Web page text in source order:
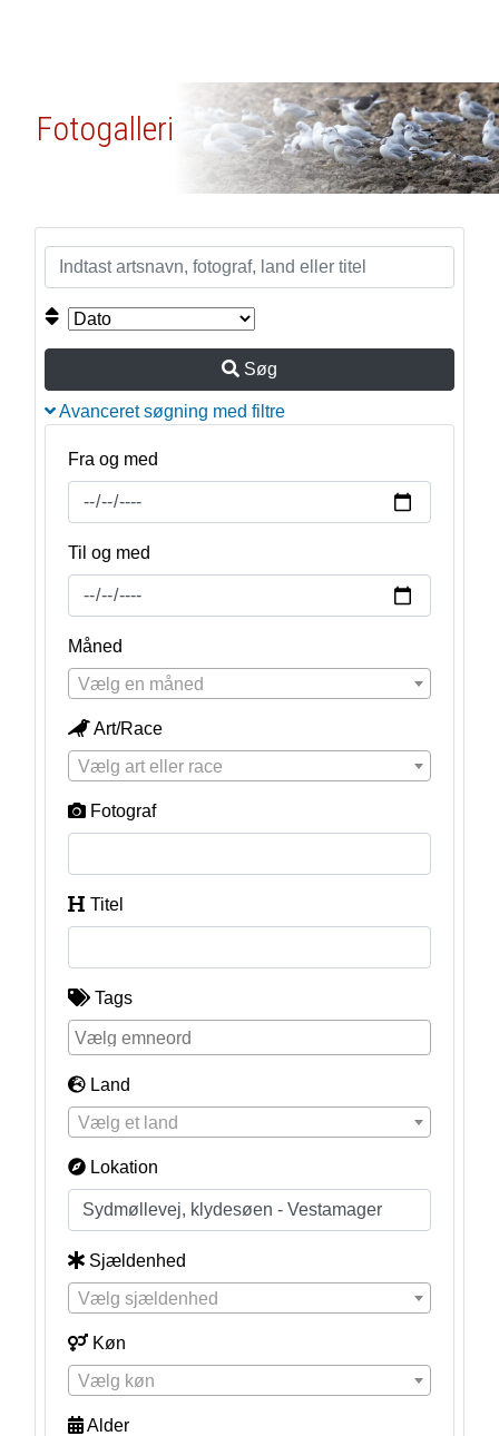
Fotogalleri
Søg
Avanceret søgning med filtre
Fra og med
Til og med
Måned
Vælg en måned
Art/Race
Vælg art eller race
Fotograf
Titel
Tags
Land
Vælg et land
Lokation
Sjældenhed
Vælg sjældenhed
Køn
Vælg køn
Alder